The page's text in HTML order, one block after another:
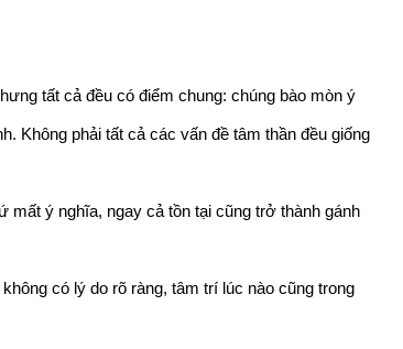
tất cả đều có điểm chung: chúng bào mòn ý
Không phải tất cả các vấn đề tâm thần đều giống
mất ý nghĩa, ngay cả tồn tại cũng trở thành gánh
có lý do rõ ràng, tâm trí lúc nào cũng trong